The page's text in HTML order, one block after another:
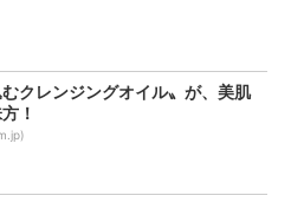
むクレンジングオイル〟が、美肌
！